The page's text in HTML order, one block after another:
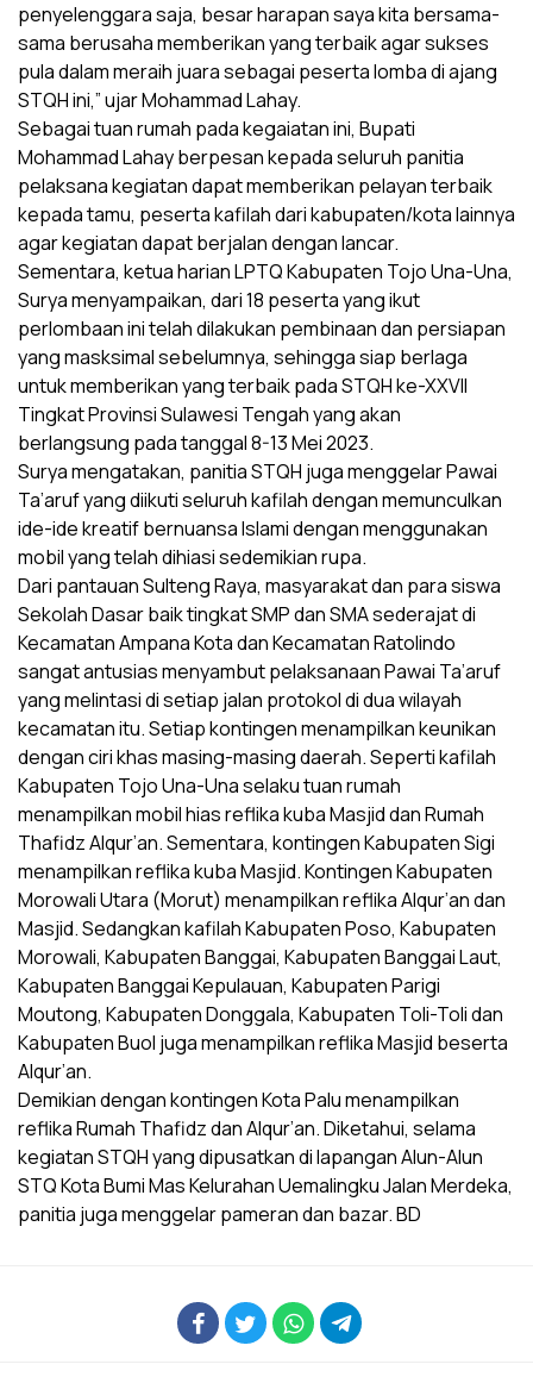
penyelenggara saja, besar harapan saya kita bersama-
sama berusaha memberikan yang terbaik agar sukses
pula dalam meraih juara sebagai peserta lomba di ajang
STQH ini,” ujar Mohammad Lahay.
Sebagai tuan rumah pada kegaiatan ini, Bupati
Mohammad Lahay berpesan kepada seluruh panitia
pelaksana kegiatan dapat memberikan pelayan terbaik
kepada tamu, peserta kafilah dari kabupaten/kota lainnya
agar kegiatan dapat berjalan dengan lancar.
Sementara, ketua harian LPTQ Kabupaten Tojo Una-Una,
Surya menyampaikan, dari 18 peserta yang ikut
perlombaan ini telah dilakukan pembinaan dan persiapan
yang masksimal sebelumnya, sehingga siap berlaga
untuk memberikan yang terbaik pada STQH ke-XXVII
Tingkat Provinsi Sulawesi Tengah yang akan
berlangsung pada tanggal 8-13 Mei 2023.
Surya mengatakan, panitia STQH juga menggelar Pawai
Ta’aruf yang diikuti seluruh kafilah dengan memunculkan
ide-ide kreatif bernuansa Islami dengan menggunakan
mobil yang telah dihiasi sedemikian rupa.
Dari pantauan Sulteng Raya, masyarakat dan para siswa
Sekolah Dasar baik tingkat SMP dan SMA sederajat di
Kecamatan Ampana Kota dan Kecamatan Ratolindo
sangat antusias menyambut pelaksanaan Pawai Ta’aruf
yang melintasi di setiap jalan protokol di dua wilayah
kecamatan itu. Setiap kontingen menampilkan keunikan
dengan ciri khas masing-masing daerah. Seperti kafilah
Kabupaten Tojo Una-Una selaku tuan rumah
menampilkan mobil hias reflika kuba Masjid dan Rumah
Thafidz Alqur’an. Sementara, kontingen Kabupaten Sigi
menampilkan reflika kuba Masjid. Kontingen Kabupaten
Morowali Utara (Morut) menampilkan reflika Alqur’an dan
Masjid. Sedangkan kafilah Kabupaten Poso, Kabupaten
Morowali, Kabupaten Banggai, Kabupaten Banggai Laut,
Kabupaten Banggai Kepulauan, Kabupaten Parigi
Moutong, Kabupaten Donggala, Kabupaten Toli-Toli dan
Kabupaten Buol juga menampilkan reflika Masjid beserta
Alqur’an.
Demikian dengan kontingen Kota Palu menampilkan
reflika Rumah Thafidz dan Alqur’an. Diketahui, selama
kegiatan STQH yang dipusatkan di lapangan Alun-Alun
STQ Kota Bumi Mas Kelurahan Uemalingku Jalan Merdeka,
panitia juga menggelar pameran dan bazar. BD